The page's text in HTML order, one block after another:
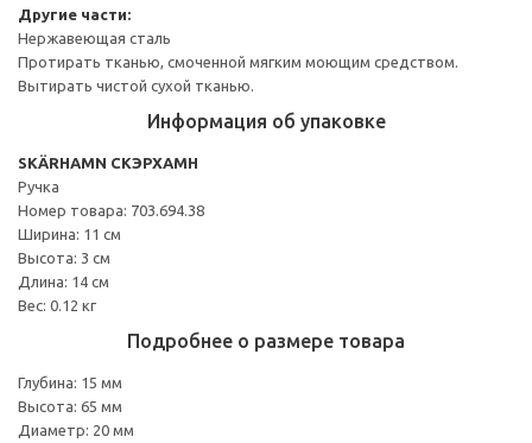
Другие части:
Нержавеющая сталь
Протирать тканью, смоченной мягким моющим средством.
Вытирать чистой сухой тканью.
Информация об упаковке
SKÄRHAMN СКЭРХАМН
Ручка
Номер товара: 703.694.38
Ширина: 11 см
Высота: 3 см
Длина: 14 см
Вес: 0.12 кг
Подробнее о размере товара
Глубина: 15 мм
Высота: 65 мм
Диаметр: 20 мм